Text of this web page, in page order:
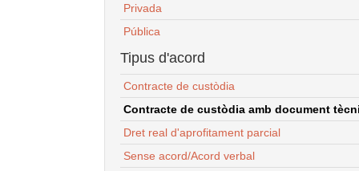
Privada
Pública
Tipus d'acord
Contracte de custòdia
Contracte de custòdia amb document
Dret real d'aprofitament parcial
Sense acord/Acord verbal